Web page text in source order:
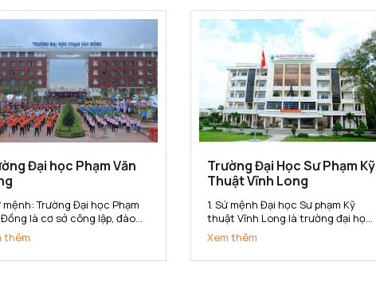
cấp cho xã hội các sản...
chuyển giao công nghệ trong lĩnh
vực Văn hóa,...
Đại học Phạm Văn
mệnh: Trường Đại học Phạm
là cơ sở công lập, đào
ngành, đa phương thức; là
nghiên cứu khoa học, ứng
và chuyển giao công nghệ;
thêm
Trường Đại Học Sư Phạm Kỹ
Thuật Vĩnh Long
1. Sứ mệnh Đại học Sư phạm Kỹ
thuật Vĩnh Long là trường đại học
định hướng ứng dụng; là trung
tâm đào tạo, bồi dưỡng nhà giáo
giáo dục nghề nghiệp và cán bộ
Xem thêm